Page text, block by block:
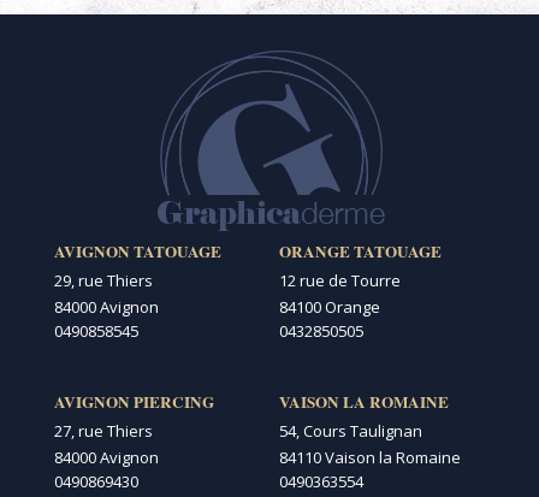
AVIGNON TATOUAGE
29, rue Thiers
84000 Avignon
0490858545
AVIGNON PIERCING
27, rue Thiers
84000 Avignon
0490869430
ORANGE TATOUAGE
12 rue de Tourre
84100 Orange
0432850505
VAISON LA ROMAINE
54, Cours Taulignan
84110 Vaison la Romaine
0490363554